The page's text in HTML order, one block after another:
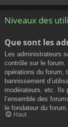
Niveaux des
Que sont les
Les administrateurs
contrôle sur le
opérations du forum,
bannissement
modérateurs, etc. Ils
l’ensemble des
le fondateur du forum.
Haut